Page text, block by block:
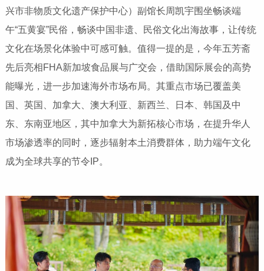
兴市非物质文化遗产保护中心）副馆长周凯宇围坐畅谈端
午“五黄宴”民俗，畅谈中国非遗、民俗文化出海故事，让传统
文化在场景化体验中可感可触。值得一提的是，今年五芳斋
先后亮相FHA新加坡食品展与广交会，借助国际展会的高势
能曝光，进一步加速海外市场布局。其重点市场已覆盖美
国、英国、加拿大、澳大利亚、新西兰、日本、韩国及中
东、东南亚地区，其中加拿大为新拓核心市场，在提升华人
市场渗透率的同时，逐步辐射本土消费群体，助力端午文化
成为全球共享的节令IP。